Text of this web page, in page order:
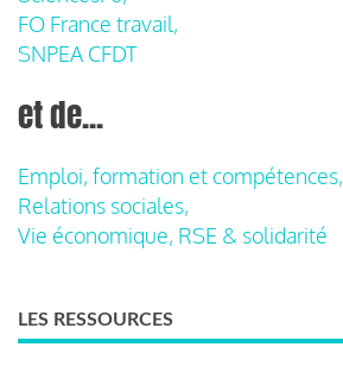
FO France travail,
SNPEA CFDT
et de...
Emploi, formation et compétences,
Relations sociales,
Vie économique, RSE & solidarité
LES RESSOURCES